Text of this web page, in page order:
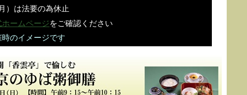
）は法要の為休止
ホームページをご確認ください
のイメージです